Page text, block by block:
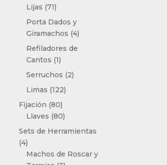
Lijas 7171
productos
Porta Dados y
Giramachos 44
Refiladores de
Cantos 11
producto
Serruchos 22
Limas 122122
Fijación 8080
productos
Llaves 8080
productos
Sets de Herramientas
44
productos
Machos de Roscar y